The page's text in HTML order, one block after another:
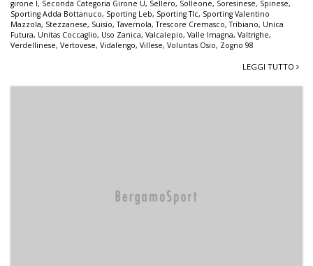
girone I, Seconda Categoria Girone U, Sellero, Solleone, Soresinese, Spinese,
Sporting Adda Bottanuco, Sporting Leb, Sporting Tlc, Sporting Valentino
Mazzola, Stezzanese, Suisio,Tavernola,Trescore Cremasco,Tribiano, Unica
Futura, Unitas Coccaglio, Uso Zanica, Valcalepio, Valle Imagna, Valtrighe,
Verdellinese, Vertovese, Vidalengo, Villese, Voluntas Osio, Zogno 98
LEGGI TUTTO